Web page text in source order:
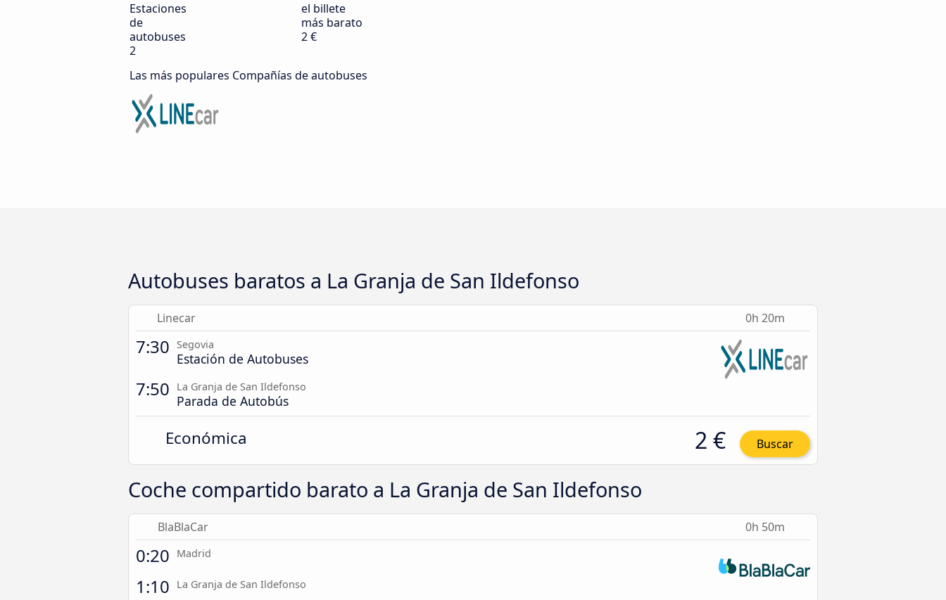
Estaciones
de
autobuses
2
el billete
más barato
2 €
Las más populares Compañías de autobuses
Autobuses baratos a La Granja de San Ildefonso
Linecar 0h 20m
7:30 Segovia
Estación de Autobuses
7:50 La Granja de San Ildefonso
Parada de Autobús
Económica 2 € Buscar
Coche compartido barato a La Granja de San Ildefonso
BlaBlaCar 0h 50m
0:20 Madrid
1:10 La Granja de San Ildefonso